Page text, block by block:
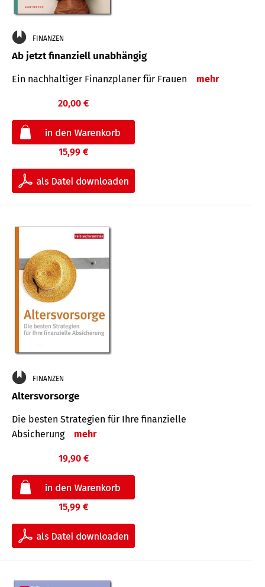
FINANZEN
Ab jetzt finanziell unabhängig
Ein nachhaltiger Finanzplaner für Frauen mehr
20,00 €
15,99 €
FINANZEN
Altersvorsorge
Die besten Strategien für Ihre finanzielle
Absicherung
mehr
19,90 €
15,99 €